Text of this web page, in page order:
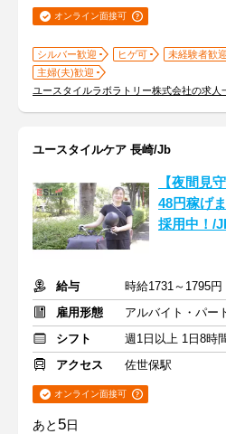
オンライン面接可
シルバー歓迎 ヒゲ可 未経験者歓迎
主婦(夫)歓迎
ユースタイルラボラトリー株式会社の求人
ユースタイルケア 長崎/Jb
【夜間見
48円稼げ
採用中！/
給与
雇用形態
アルバイト・パー
シフト
週1日以上 1日8時
アクセス
佐世保駅
オンライン面接可
あと 5日